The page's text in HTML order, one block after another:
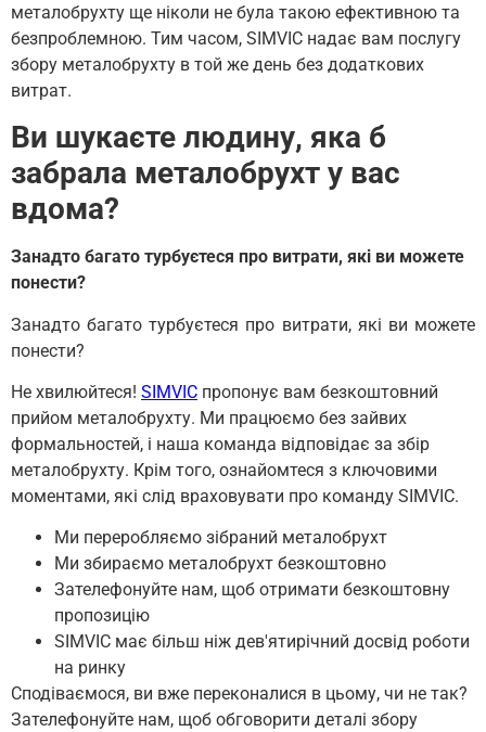
металобрухту ще ніколи не була такою ефективною та
безпроблемною. Тим часом, SIMVIC надає вам послугу
збору металобрухту в той же день без додаткових
витрат.
Ви шукаєте людину, яка б
забрала металобрухт у вас
вдома?
Занадто багато турбуєтеся про витрати, які ви можете
понести?
Занадто багато турбуєтеся про витрати, які ви можете
понести?
Не хвилюйтеся! SIMVIC пропонує вам безкоштовний
прийом металобрухту. Ми працюємо без зайвих
формальностей, і наша команда відповідає за збір
металобрухту. Крім того, ознайомтеся з ключовими
моментами, які слід враховувати про команду SIMVIC.
Ми переробляємо зібраний металобрухт
Ми збираємо металобрухт безкоштовно
Зателефонуйте нам, щоб отримати безкоштовну
пропозицію
SIMVIC має більш ніж дев'ятирічний досвід роботи
на ринку
Сподіваємося, ви вже переконалися в цьому, чи не так?
Зателефонуйте нам, щоб обговорити деталі збору